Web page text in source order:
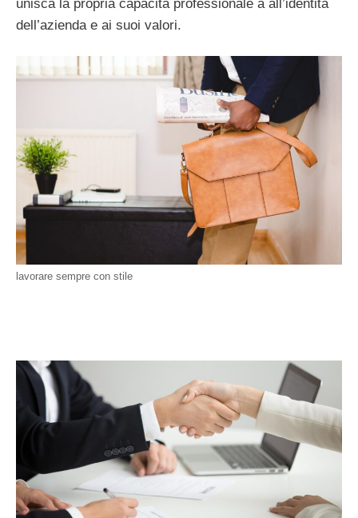
unisca la propria capacità professionale a all’identità
dell’azienda e ai suoi valori.
lavorare sempre con stile